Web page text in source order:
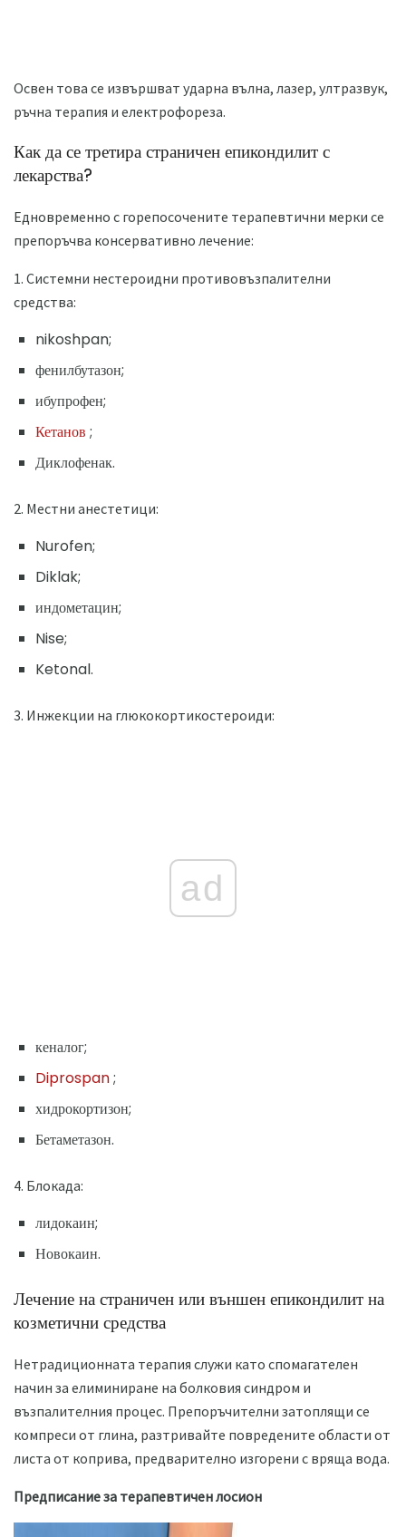
Освен това се извършват ударна вълна, лазер, ултразвук,
ръчна терапия и електрофореза.
Как да се третира страничен епикондилит с
лекарства?
Едновременно с горепосочените терапевтични мерки се
препоръчва консервативно лечение:
1. Системни нестероидни противовъзпалителни
средства:
nikoshpan;
фенилбутазон;
ибупрофен;
Кетанов ;
Диклофенак.
2. Местни анестетици:
Nurofen;
Diklak;
индометацин;
Nise;
Ketonal.
3. Инжекции на глюкокортикостероиди:
ad
кеналог;
Diprospan;
хидрокортизон;
Бетаметазон.
4. Блокада:
лидокаин;
Новокаин.
Лечение на страничен или външен епикондилит на
козметични средства
Нетрадиционната терапия служи като спомагателен
начин за елиминиране на болковия синдром и
възпалителния процес. Препоръчителни затоплящи се
компреси от глина, разтривайте повредените области от
листа от коприва, предварително изгорени с вряща вода.
Предписание за терапевтичен лосион